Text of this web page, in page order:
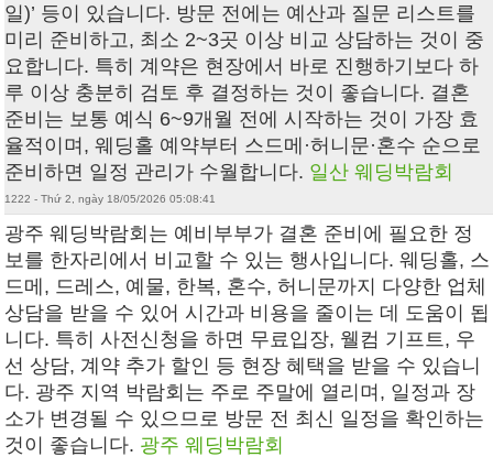
일)’ 등이 있습니다. 방문 전에는 예산과 질문 리스트를
미리 준비하고, 최소 2~3곳 이상 비교 상담하는 것이 중
요합니다. 특히 계약은 현장에서 바로 진행하기보다 하
루 이상 충분히 검토 후 결정하는 것이 좋습니다. 결혼
준비는 보통 예식 6~9개월 전에 시작하는 것이 가장 효
율적이며, 웨딩홀 예약부터 스드메·허니문·혼수 순으로
준비하면 일정 관리가 수월합니다. 일산 웨딩박람회
1222 - Thứ 2, ngày 18/05/2026 05:08:41
광주 웨딩박람회는 예비부부가 결혼 준비에 필요한 정
보를 한자리에서 비교할 수 있는 행사입니다. 웨딩홀, 스
드메, 드레스, 예물, 한복, 혼수, 허니문까지 다양한 업체
상담을 받을 수 있어 시간과 비용을 줄이는 데 도움이 됩
니다. 특히 사전신청을 하면 무료입장, 웰컴 기프트, 우
선 상담, 계약 추가 할인 등 현장 혜택을 받을 수 있습니
다. 광주 지역 박람회는 주로 주말에 열리며, 일정과 장
소가 변경될 수 있으므로 방문 전 최신 일정을 확인하는
것이 좋습니다. 광주 웨딩박람회